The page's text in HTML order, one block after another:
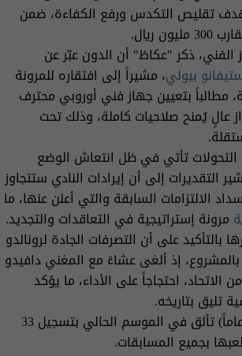
بهدف تقليص التكدس ورفع الكفاءة، ضمن
ريال.
ذكر "عكاظ" أن الدون عبّر عن
بيولي، مشيراً إلى افتقاره للمرونة
مطالباً بتعيين جهاز فني أوروبي محترف
عالٍ يُمنح صلاحيات كاملة، وذلك تحت
تأتي في ظل انتعاش الوضع
التقديرات إلى أن إيرادات النادي ستتجاوز
سداد الالتزامات السابقة والتي أعلن عنها، ما
مرونة إستراتيجية في التعاقدات والتجديد.
بالتأكيد على أن التصرفات الجادة لرونالدو
إذ ألغى عشاءً مع المغني دافيدو
احتجاجاً على الأداء، ما يؤكد
تليق بتاريخه.
يذكر أن رونالدو (40 عاماً) تألق في الموسم الحالي بتسجيل 33